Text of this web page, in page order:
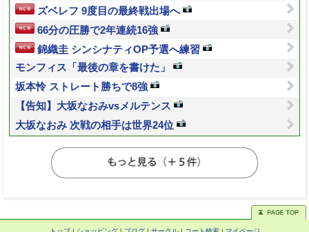
ズベレフ 9度目の最終戦出場へ
66分の圧勝で2年連続16強
錦織圭 シンシナティOP予選へ練習
モンフィス「最後の章を書けた」
坂本怜 ストレート勝ちで8強
【告知】大坂なおみvsメルテンス
大坂なおみ 次戦の相手は世界24位